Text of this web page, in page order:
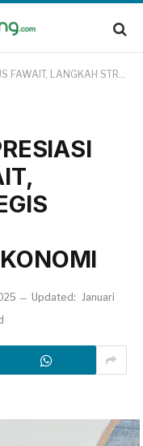
MEMBANGUN PERTUMBUHAN EKONOMI
Updated: Januari